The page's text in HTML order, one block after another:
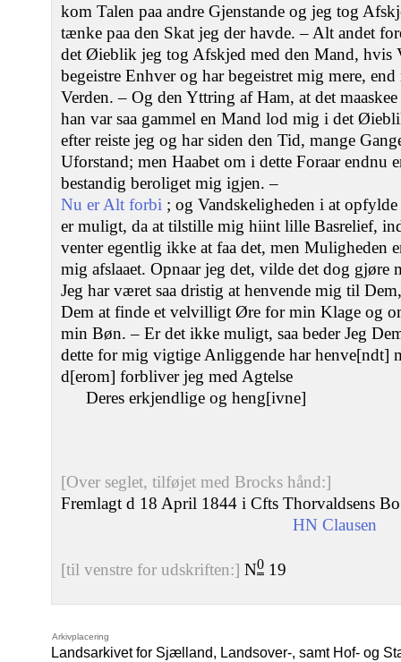
kom Talen paa andre Gjenstande og jeg tog
tænke paa den Skat jeg der havde. – Alt andet
det Øieblik jeg tog Afskjed med den Mand, hvis
begeistre Enhver og har begeistret mig mere,
Verden. – Og den Yttring af Ham, at det
han var saa gammel en Mand lod mig i det
efter reiste jeg og har siden den Tid, mange
Uforstand; men Haabet om i dette Foraar endnu
bestandig beroliget mig igjen. –
Nu er Alt forbi ; og Vandskeligheden i at
er muligt, da at tilstille mig hiint lille Basrelief,
venter egentlig ikke at faa det, men Muligheden
mig afslaaet. Opnaar jeg det, vilde det dog
Jeg har været saa dristig at henvende mig til
Dem at finde et velvilligt Øre for min Klage og
min Bøn. – Er det ikke muligt, saa beder Jeg
dette for mig vigtige Anliggende har henve[ndt]
d[erom] forbliver jeg med Agtelse
Deres erkjendlige og heng[ivne]
[Over seglet, tilføjet med Brocks hånd:]
Fremlagt d 18 April 1844 i Cfts Thorvaldsens
HN Clausen
[til venstre for udskriften:] N0 19
Arkivplacering
Landsarkivet for Sjælland, Landsover-, samt Hof- og